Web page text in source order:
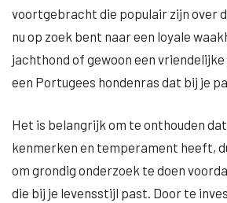
voortgebracht die populair zijn over
nu op zoek bent naar een loyale
jachthond of gewoon een vriendelijke
een Portugees hondenras dat bij je
Het is belangrijk om te onthouden
kenmerken en temperament heeft,
om grondig onderzoek te doen
die bij je levensstijl past. Door te